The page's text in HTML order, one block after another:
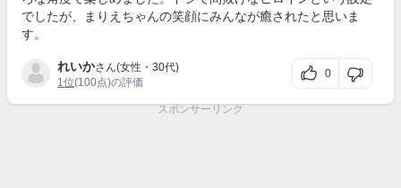
でしたが、まりえちゃんの笑顔にみんなが癒されたと思いま
す。
れいかさん(女性・30代)
1位(100点)の評価
0
スポンサーリンク